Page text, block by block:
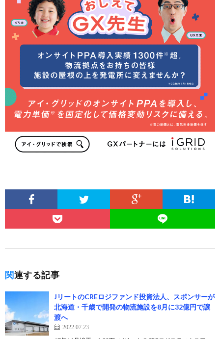
関連する記事
JリートのCREロジファンド投資法人、スポンサーが
北海道・千歳で開発の物流施設を8月に32億円で譲
渡へ
2022.07.23